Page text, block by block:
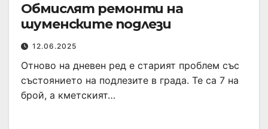
Обмислят ремонти на
шуменските подлези
12.06.2025
Отново на дневен ред е старият проблем със
състоянието на подлезите в града. Те са 7 на
брой, а кметският…